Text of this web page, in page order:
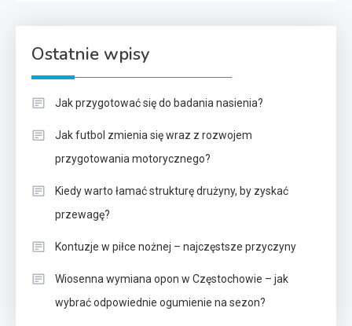
Ostatnie wpisy
Jak przygotować się do badania nasienia?
Jak futbol zmienia się wraz z rozwojem
przygotowania motorycznego?
Kiedy warto łamać strukturę drużyny, by zyskać
przewagę?
Kontuzje w piłce nożnej – najczęstsze przyczyny
Wiosenna wymiana opon w Częstochowie – jak
wybrać odpowiednie ogumienie na sezon?